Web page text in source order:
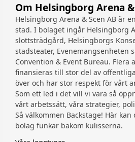
Om Helsingborg Arena &
Helsingborg Arena & Scen AB är
stad. I bolaget ingår Helsingborg
slottsträdgård, Helsingborgs
stadsteater, Evenemangsenheten
Convention & Event Bureau. Flera
finansieras till stor del av
över och har stor respekt för vårt
Som ett led i det vill vi vara så
vårt arbetssätt, våra strategier,
Så välkommen Backstage! Här
bolag funkar bakom kulisserna.